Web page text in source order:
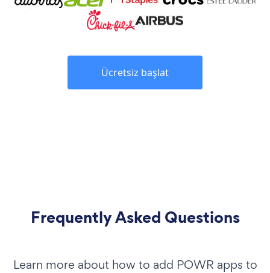
Ücretsiz başlat
Frequently Asked Questions
Learn more about how to add POWR apps to